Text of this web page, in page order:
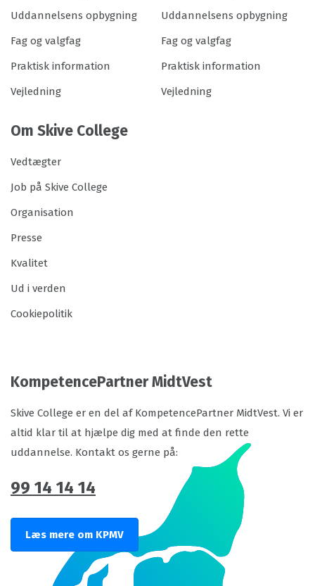
Uddannelsens opbygning
Fag og valgfag
Praktisk information
Vejledning
Uddannelsens opbygning
Fag og valgfag
Praktisk information
Vejledning
Om Skive College
Vedtægter
Job på Skive College
Organisation
Presse
Kvalitet
Ud i verden
Cookiepolitik
KompetencePartner MidtVest
Skive College er en del af KompetencePartner MidtVest. Vi er
altid klar til at hjælpe dig med at finde den rette
uddannelse. Kontakt os gerne på:
99 14 14 14
Læs mere om KPMV